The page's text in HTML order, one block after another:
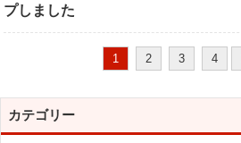
プしました
1 2 3 4
カテゴリー